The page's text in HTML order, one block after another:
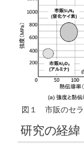
図１ 市販のセラ
研究の経緯